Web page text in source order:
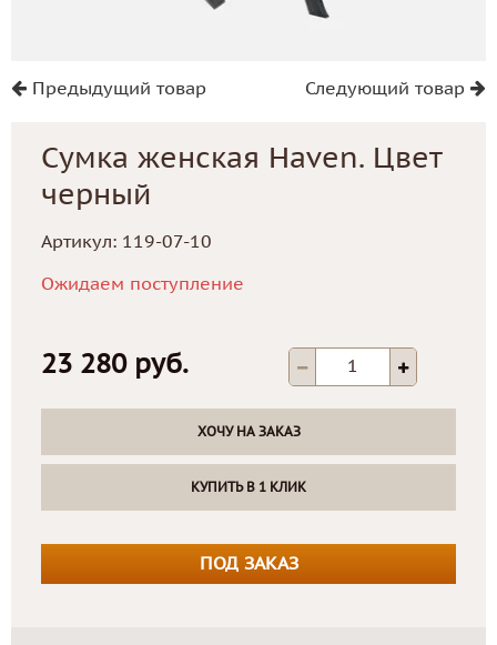
Предыдущий товар Следующий товар
Сумка женская Haven. Цвет
черный
Артикул: 119-07-10
Ожидаем поступление
23 280 руб.
ХОЧУ НА ЗАКАЗ
КУПИТЬ В 1 КЛИК
ПОД ЗАКАЗ